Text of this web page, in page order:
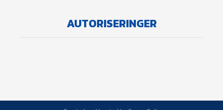
AUTORISERINGER